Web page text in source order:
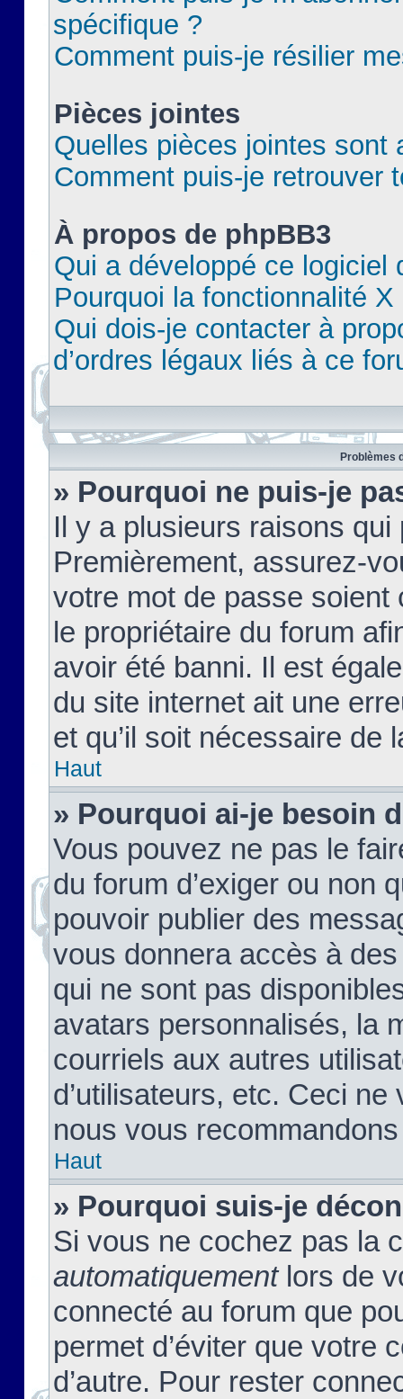
spécifique ?
Comment puis-je résilier
Pièces jointes
Quelles pièces jointes sont
Comment puis-je retrouver
À propos de phpBB3
Qui a développé ce logiciel
Pourquoi la fonctionnalité X
Qui dois-je contacter à
d’ordres légaux liés à ce
Problèmes
» Pourquoi ne puis-je
Il y a plusieurs raisons
Premièrement, assurez-
votre mot de passe soient
le propriétaire du forum
avoir été banni. Il est
du site internet ait une
et qu’il soit nécessaire de
Haut
» Pourquoi ai-je besoin
Vous pouvez ne pas le
du forum d’exiger ou non
pouvoir publier des
vous donnera accès à
qui ne sont pas
avatars personnalisés, la
courriels aux autres
d’utilisateurs, etc. Ceci
nous vous
Haut
» Pourquoi suis-je
Si vous ne cochez pas la
automatiquementlors de
connecté au forum que
permet d’éviter que votre
d’autre. Pour rester